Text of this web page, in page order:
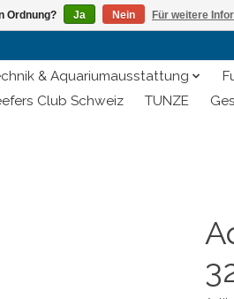
& Aquariumausstattung
Club Schweiz TUNZE
Ordnung? Ja Nein Für weitere